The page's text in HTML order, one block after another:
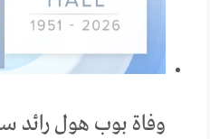
وفاة بوب هول رائد